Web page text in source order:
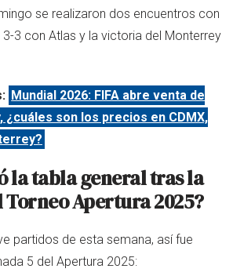
se realizaron dos encuentros con
3 con Atlas y la victoria del Monterrey
Mundial 2026: FIFA abre venta de
¿cuáles son los precios en CDMX,
la tabla general tras la
Apertura 2025?
partidos de esta semana, así fue
5 del Apertura 2025: